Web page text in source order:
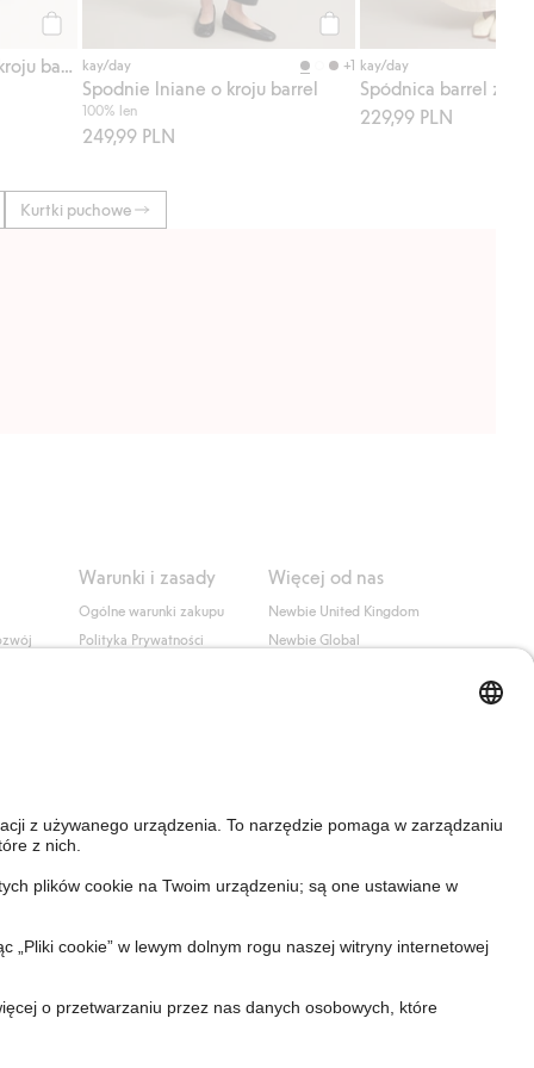
kay/day +1
Spodnie lniane o kroju barrel
100% len
249,99 PLN
kay/day
Spódnica barrel z
229,99 PLN
Kurtki puchowe
Warunki i zasady
Ogólne warunki zakupu
Polityka Prywatności
Więcej od nas
Newbie United Kingdom
Newbie Global